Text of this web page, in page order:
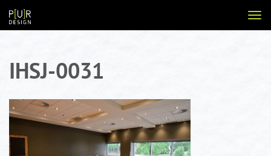
contenu
IHSJ-0031
Voir